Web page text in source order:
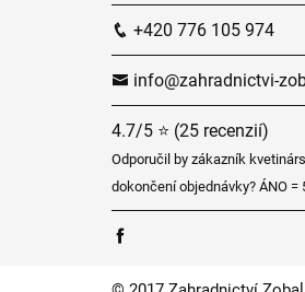
+420 776 105 974
info@zahradnictvi-
4.7/5 ⭐ (25 recenzií)
Odporučil by zákazník
dokončení objednávky? ÁNO =